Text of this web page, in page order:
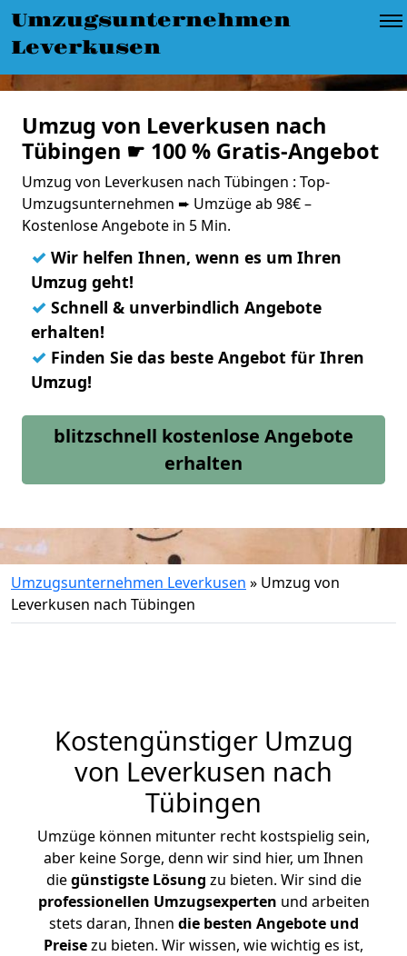
Umzugsunternehmen
Leverkusen
Umzug von Leverkusen nach
Tübingen ☛ 100 % Gratis-Angebot
Umzug von Leverkusen nach Tübingen : Top-
Umzugsunternehmen ➨ Umzüge ab 98€ –
Kostenlose Angebote in 5 Min.
✓ Wir helfen Ihnen, wenn es um Ihren
Umzug geht!
✓ Schnell & unverbindlich Angebote
erhalten!
✓ Finden Sie das beste Angebot für Ihren
Umzug!
blitzschnell kostenlose Angebote
erhalten
Umzugsunternehmen Leverkusen » Umzug von
Leverkusen nach Tübingen
Kostengünstiger Umzug
von Leverkusen nach
Tübingen
Umzüge können mitunter recht kostspielig sein,
aber keine Sorge, denn wir sind hier, um Ihnen
diegünstigste Lösung zu bieten. Wir sind die
professionellen Umzugsexperten und arbeiten
stets daran, Ihnen die besten Angebote und
Preisezu bieten. Wir wissen, wie wichtig es ist,